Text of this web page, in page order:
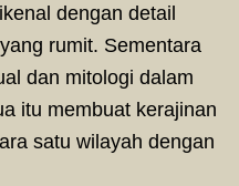
dengan detail
rumit. Sementara
dan mitologi dalam
itu membuat kerajinan
satu wilayah dengan